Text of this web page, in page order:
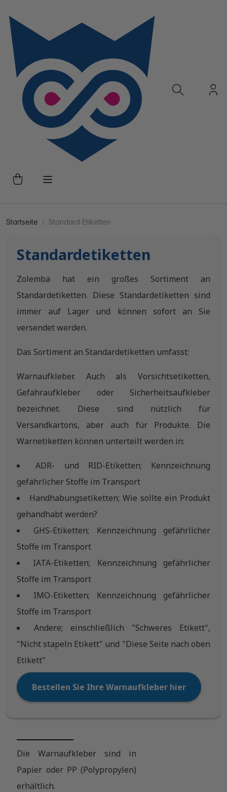
Startseite Standard Etiketten
Standardetiketten
Zolemba hat ein großes Sortiment an
Standardetiketten. Diese Standardetiketten sind
immer auf Lager und können sofort an Sie
versendet werden.
Das Sortiment an Standardetiketten umfasst:
Warnaufkleber. Auch als Vorsichtsetiketten,
Gefahraufkleber oder Sicherheitsaufkleber
bezeichnet. Diese sind nützlich für
Versandkartons, aber auch für Produkte. Die
Warnetiketten können unterteilt werden in:
ADR- und RID-Etiketten; Kennzeichnung
gefährlicher Stoffe im Transport
Handhabungsetiketten; Wie sollte ein Produkt
gehandhabt werden?
GHS-Etiketten; Kennzeichnung gefährlicher
Stoffe im Transport
IATA-Etiketten; Kennzeichnung gefährlicher
Stoffe im Transport
IMO-Etiketten; Kennzeichnung gefährlicher
Stoffe im Transport
Andere; einschließlich "Schweres Etikett",
"Nicht stapeln Etikett" und "Diese Seite nach oben
Etikett"
Bestellen Sie Ihre Warnaufkleber hier
Die Warnaufkleber sind in
Papier oder PP (Polypropylen)
erhältlich.